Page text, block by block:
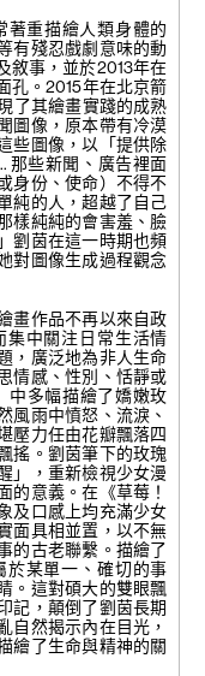
著重描繪人類身體的
有殘忍戲劇意味的動
敘事，並於2013年在
孔。2015年在北京箭
了其繪畫實踐的成熟
圖像，原本帶有冷漠
些圖像，以「提供除
那些新聞、廣告裡面
身份、使命）不得不
純的人，超越了自己
樣純純的會害羞、臉
劉茵在這一時期也頻
對圖像生成過程觀念
畫作品不再以來自政
集中關注日常生活情
，廣泛地為非人生命
情感、性別、恬靜或
中多幅描繪了嬌嫩玫
風雨中憤怒、流淚、
壓力任由花瓣飄落四
搖。劉茵筆下的玫瑰
」，重新檢視少女漫
的意義。在《草莓！
及口感上均充滿少女
面具相並置，以不無
的古老聯繫。描繪了
於某單一、確切的事
。這對碩大的雙眼飄
記，顛倒了劉茵長期
自然揭示內在目光，
繪了生命與精神的關